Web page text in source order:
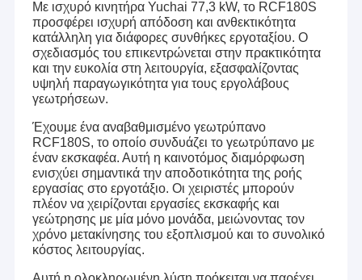
Με ισχυρό κινητήρα Yuchai 77,3 kW, το RCF180S
προσφέρει ισχυρή απόδοση και ανθεκτικότητα
κατάλληλη για διάφορες συνθήκες εργοταξίου. Ο
σχεδιασμός του επικεντρώνεται στην πρακτικότητα
και την ευκολία στη λειτουργία, εξασφαλίζοντας
υψηλή παραγωγικότητα για τους εργολάβους
γεωτρήσεων.
Έχουμε ένα αναβαθμισμένο γεωτρύπανο
RCF180S, το οποίο συνδυάζει το γεωτρύπανο με
έναν εκσκαφέα. Αυτή η καινοτόμος διαμόρφωση
ενισχύει σημαντικά την αποδοτικότητα της ροής
εργασίας στο εργοτάξιο. Οι χειριστές μπορούν
πλέον να χειρίζονται εργασίες εκσκαφής και
γεώτρησης με μία μόνο μονάδα, μειώνοντας τον
χρόνο μετακίνησης του εξοπλισμού και το συνολικό
κόστος λειτουργίας.